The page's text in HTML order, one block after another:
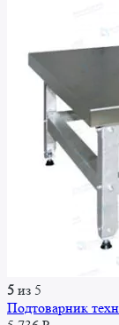
5 из 5
Подтоварник